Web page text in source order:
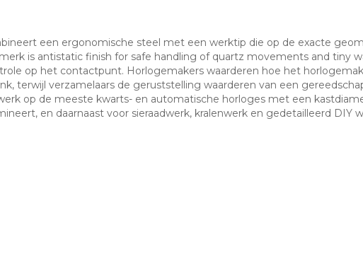
een ergonomische steel met een werktip die op de exacte
is antistatic finish for safe handling of quartz movements and tiny
op het contactpunt. Horlogemakers waarderen hoe het
terwijl verzamelaars de geruststelling waarderen van een
op de meeste kwarts- en automatische horloges met een
en daarnaast voor sieraadwerk, kralenwerk en gedetailleerd DIY